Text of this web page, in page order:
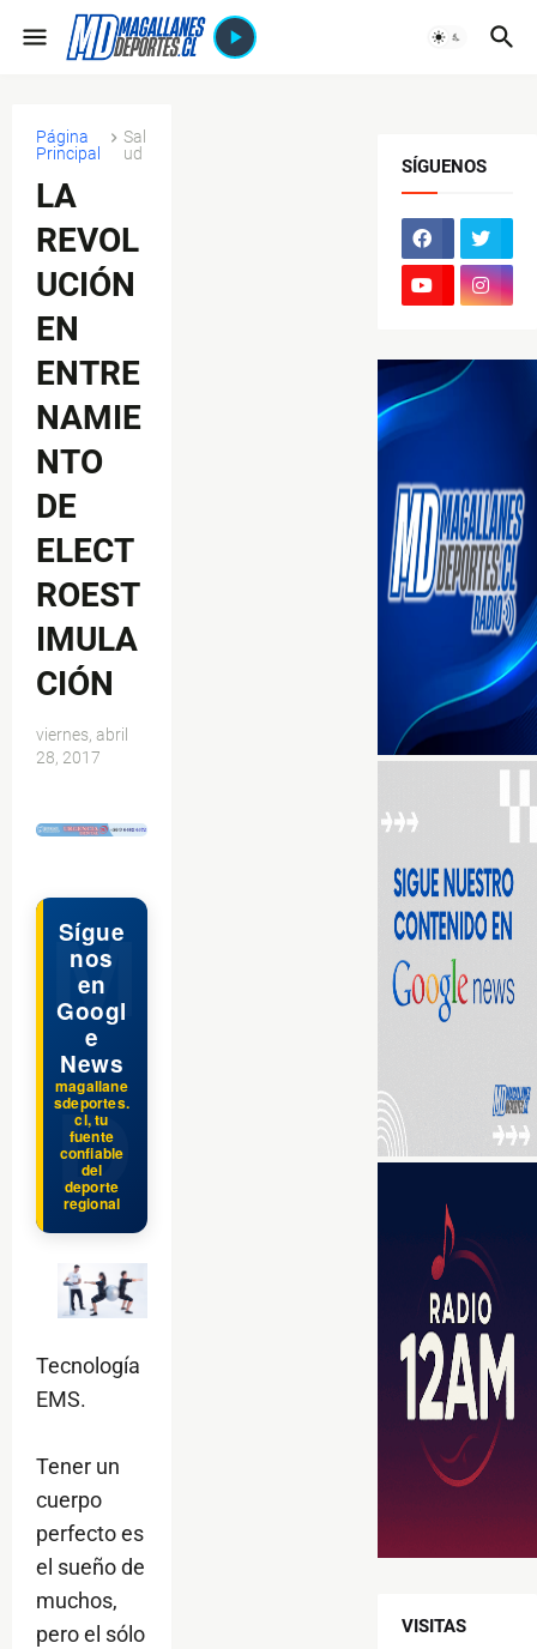
Página
Principal
Sal
ud
LA
REVOL
UCIÓN
EN
ENTRE
NAMIE
NTO
DE
ELECT
ROEST
IMULA
CIÓN
viernes, abril
28, 2017
Sígue
nos
en
Googl
e
News
magallane
sdeportes.
cl, tu
fuente
confiable
del
deporte
regional
Tecnología
EMS.
Tener un
cuerpo
perfecto es
el sueño de
muchos,
pero el sólo
SÍGUENOS
VISITAS